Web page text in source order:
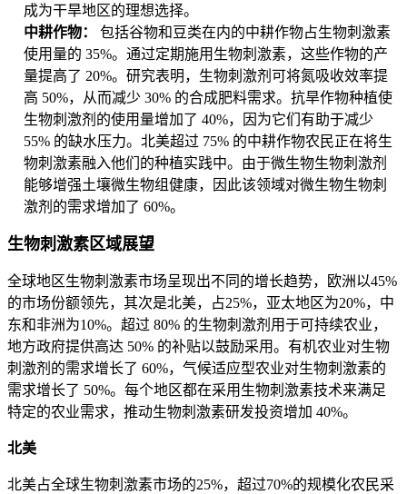
成为干旱地区的理想选择。
中耕作物： 包括谷物和豆类在内的中耕作物占生物刺激素
使用量的 35%。通过定期施用生物刺激素，这些作物的产
量提高了 20%。研究表明，生物刺激剂可将氮吸收效率提
高 50%，从而减少 30% 的合成肥料需求。抗旱作物种植使
生物刺激剂的使用量增加了 40%，因为它们有助于减少
55% 的缺水压力。北美超过 75% 的中耕作物农民正在将生
物刺激素融入他们的种植实践中。由于微生物生物刺激剂
能够增强土壤微生物组健康，因此该领域对微生物生物刺
激剂的需求增加了 60%。
生物刺激素区域展望
全球地区生物刺激素市场呈现出不同的增长趋势，欧洲以45%
的市场份额领先，其次是北美，占25%，亚太地区为20%，中
东和非洲为10%。超过 80% 的生物刺激剂用于可持续农业，
地方政府提供高达 50% 的补贴以鼓励采用。有机农业对生物
刺激剂的需求增长了 60%，气候适应型农业对生物刺激素的
需求增长了 50%。每个地区都在采用生物刺激素技术来满足
特定的农业需求，推动生物刺激素研发投资增加 40%。
北美
北美占全球生物刺激素市场的25%，超过70%的规模化农民采